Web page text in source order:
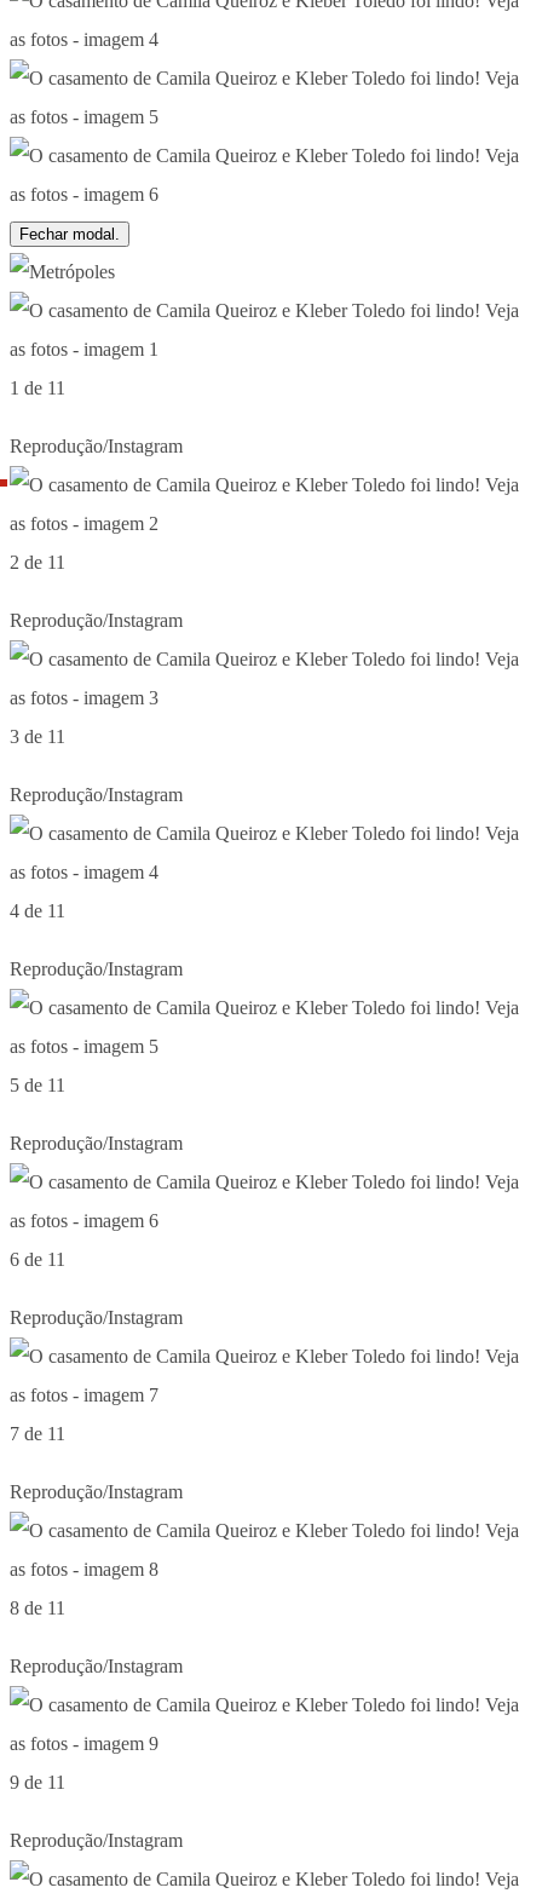
Fechar modal.
1 de 11
Reprodução/Instagram
2 de 11
Reprodução/Instagram
3 de 11
Reprodução/Instagram
4 de 11
Reprodução/Instagram
5 de 11
Reprodução/Instagram
6 de 11
Reprodução/Instagram
7 de 11
Reprodução/Instagram
8 de 11
Reprodução/Instagram
9 de 11
Reprodução/Instagram